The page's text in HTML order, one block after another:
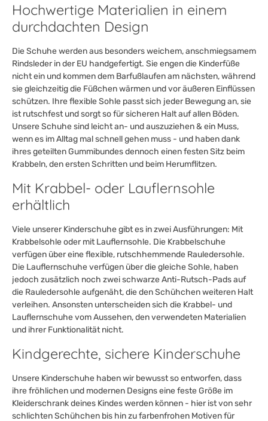
Hochwertige Materialien in einem
durchdachten Design
Die Schuhe werden aus besonders weichem, anschmiegsamem
Rindsleder in der EU handgefertigt. Sie engen die Kinderfüße
nicht ein und kommen dem Barfußlaufen am nächsten, während
sie gleichzeitig die Füßchen wärmen und vor äußeren Einflüssen
schützen. Ihre flexible Sohle passt sich jeder Bewegung an, sie
ist rutschfest und sorgt so für sicheren Halt auf allen Böden.
Unsere Schuhe sind leicht an- und auszuziehen & ein Muss,
wenn es im Alltag mal schnell gehen muss - und haben dank
ihres geteilten Gummibundes dennoch einen festen Sitz beim
Krabbeln, den ersten Schritten und beim Herumflitzen.
Mit Krabbel- oder Lauflernsohle
erhältlich
Viele unserer Kinderschuhe gibt es in zwei Ausführungen: Mit
Krabbelsohle oder mit Lauflernsohle. Die Krabbelschuhe
verfügen über eine flexible, rutschhemmende Rauledersohle.
Die Lauflernschuhe verfügen über die gleiche Sohle, haben
jedoch zusätzlich noch zwei schwarze Anti-Rutsch-Pads auf
die Rauledersohle aufgenäht, die den Schühchen weiteren Halt
verleihen. Ansonsten unterscheiden sich die Krabbel- und
Lauflernschuhe vom Aussehen, den verwendeten Materialien
und ihrer Funktionalität nicht.
Kindgerechte, sichere Kinderschuhe
Unsere Kinderschuhe haben wir bewusst so entworfen, dass
ihre fröhlichen und modernen Designs eine feste Größe im
Kleiderschrank deines Kindes werden können - hier ist von sehr
schlichten Schühchen bis hin zu farbenfrohen Motiven für